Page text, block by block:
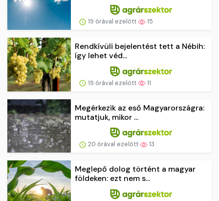
19 órával ezelőtt 15
Rendkívüli bejelentést tett a Nébih:
így lehet véd...
19 órával ezelőtt 11
Megérkezik az eső Magyarországra:
mutatjuk, mikor ...
20 órával ezelőtt 13
Meglepő dolog történt a magyar
földeken: ezt nem s...